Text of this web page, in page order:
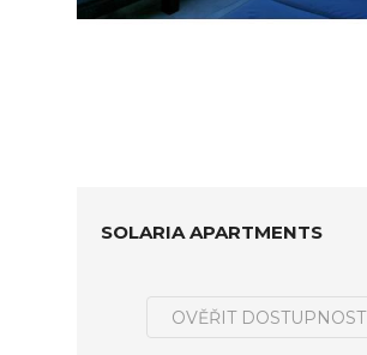
SOLARIA APARTMENTS
OVĚŘIT DOSTUPNOST